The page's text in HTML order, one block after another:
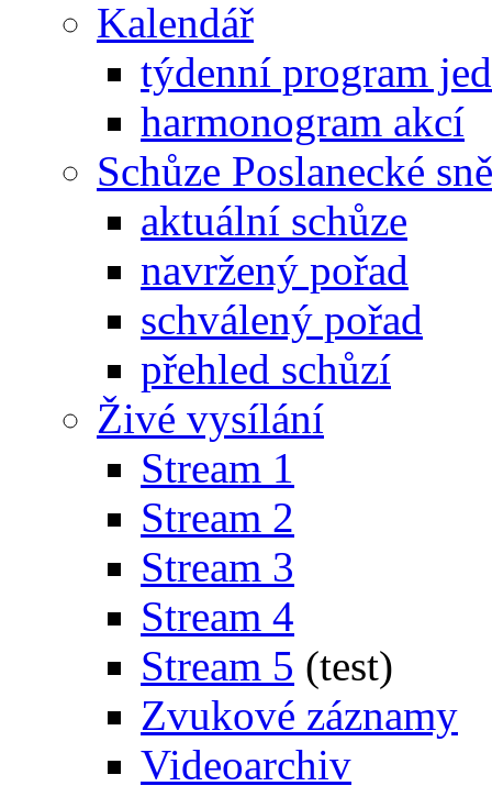
Kalendář
týdenní program
harmonogram akcí
Schůze Poslanecké
aktuální schůze
navržený pořad
schválený pořad
přehled schůzí
Živé vysílání
Stream 1
Stream 2
Stream 3
Stream 4
Stream 5 (test)
Zvukové záznamy
Videoarchiv